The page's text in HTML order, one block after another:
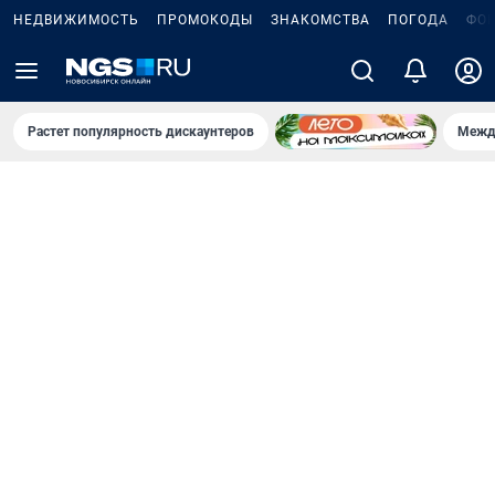
НЕДВИЖИМОСТЬ ПРОМОКОДЫ ЗНАКОМСТВА ПОГОДА
Растет популярность дискаунтеров